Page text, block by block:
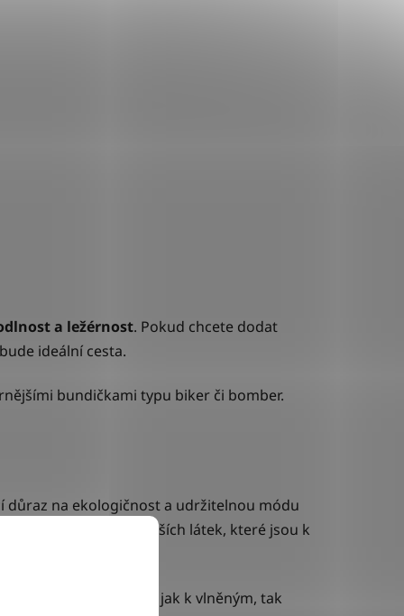
a ležérnost. Pokud chcete dodat
bude ideální cesta.
bundičkami typu biker či bomber.
na ekologičnost a udržitelnou módu
kategorie nejrůznějších látek, které jsou k
delší.
. Kůže se hodí třeba jak k vlněným, tak